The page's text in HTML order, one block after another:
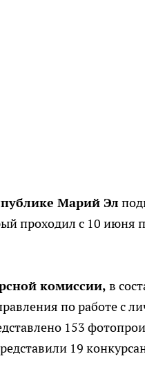
Марий Эл
проходил с 10 июня
комиссии, в
по работе с
153
19